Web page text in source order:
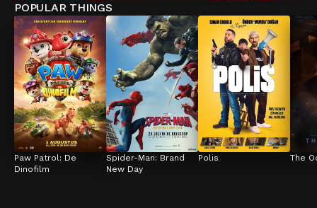
POPULAR THINGS
Paw Patrol: De
Dinofilm
Spider-Man: Brand
New Day
Polis The